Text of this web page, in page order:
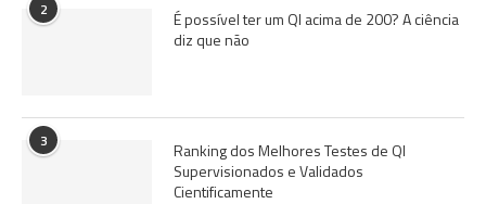
2
É possível ter um QI acima de 200? A ciência
diz que não
3
Ranking dos Melhores Testes de QI
Supervisionados e Validados
Cientificamente